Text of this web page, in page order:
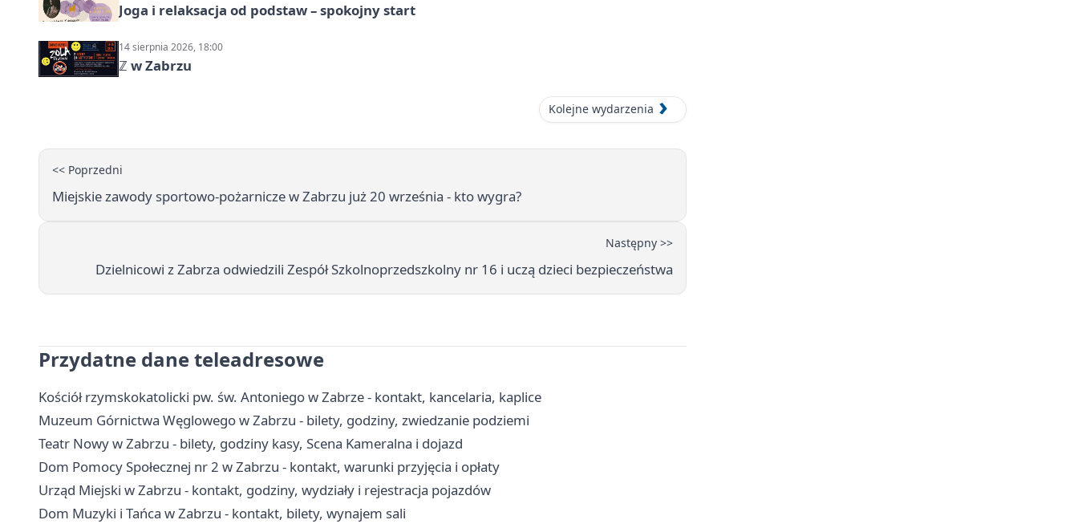
Joga i relaksacja od podstaw – spokojny start
14 sierpnia 2026, 18:00
ℤ w Zabrzu
Kolejne wydarzenia
<< Poprzedni
Miejskie zawody sportowo-pożarnicze w Zabrzu już 20 września - kto wygra?
Następny >>
Dzielnicowi z Zabrza odwiedzili Zespół Szkolnoprzedszkolny nr 16 i uczą dzieci bezpieczeństwa
Przydatne dane teleadresowe
Kościół rzymskokatolicki pw. św. Antoniego w Zabrze - kontakt, kancelaria, kaplice
Muzeum Górnictwa Węglowego w Zabrzu - bilety, godziny, zwiedzanie podziemi
Teatr Nowy w Zabrzu - bilety, godziny kasy, Scena Kameralna i dojazd
Dom Pomocy Społecznej nr 2 w Zabrzu - kontakt, warunki przyjęcia i opłaty
Urząd Miejski w Zabrzu - kontakt, godziny, wydziały i rejestracja pojazdów
Dom Muzyki i Tańca w Zabrzu - kontakt, bilety, wynajem sali